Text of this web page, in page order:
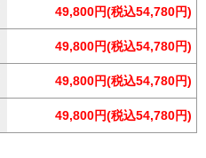
49,800円(税込54,780円)
49,800円(税込54,780円)
49,800円(税込54,780円)
49,800円(税込54,780円)